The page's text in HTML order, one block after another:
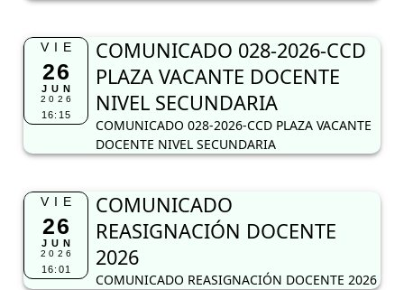
VIE
26
JUN
2026
16:15
COMUNICADO 028-2026-CCD
PLAZA VACANTE DOCENTE
NIVEL SECUNDARIA
COMUNICADO 028-2026-CCD PLAZA VACANTE
DOCENTE NIVEL SECUNDARIA
VIE
26
JUN
2026
16:01
COMUNICADO
REASIGNACIÓN DOCENTE
2026
COMUNICADO REASIGNACIÓN DOCENTE 2026